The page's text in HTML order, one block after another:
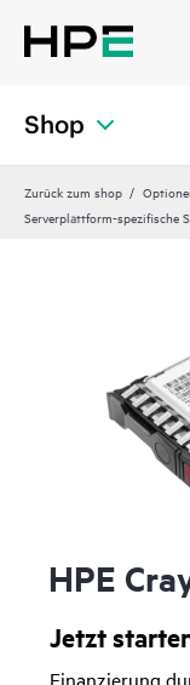
Shop
Zurück zum shop
Serverplattform-spezifische
HPE
Jetzt
Finanzierung